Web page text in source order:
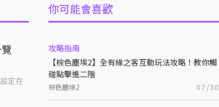
你可能會喜歡
攻略指南
【棕色塵埃2】全有緣之客互動玩法攻略！教你觸
碰點擊進二階
棕色塵埃2 07/30
定在